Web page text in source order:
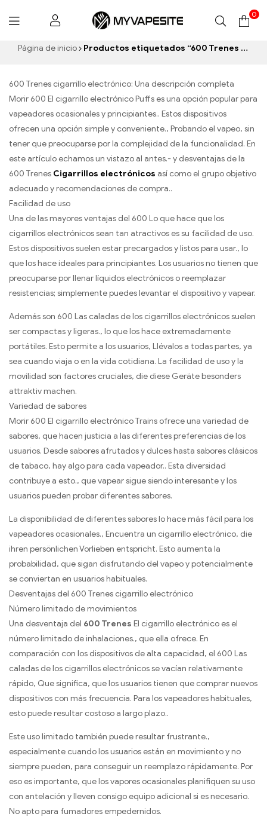
Myvapesite.de
0
Página de inicio Productos etiquetados “600 Trenes cigarrillo electrónico”
600 Trenes cigarrillo electrónico: Una descripción completa
Morir 600 El cigarrillo electrónico Puffs es una opción popular para
vapeadores ocasionales y principiantes.. Estos dispositivos
ofrecen una opción simple y conveniente., Probando el vapeo, sin
tener que preocuparse por la complejidad de la funcionalidad. En
este artículo echamos un vistazo al antes.- y desventajas de la
600 Trenes Cigarrillos electrónicos así como el grupo objetivo
adecuado y recomendaciones de compra..
Facilidad de uso
Una de las mayores ventajas del 600 Lo que hace que los
cigarrillos electrónicos sean tan atractivos es su facilidad de uso.
Estos dispositivos suelen estar precargados y listos para usar., lo
que los hace ideales para principiantes. Los usuarios no tienen que
preocuparse por llenar líquidos electrónicos o reemplazar
resistencias; simplemente puedes levantar el dispositivo y vapear.
Además son 600 Las caladas de los cigarrillos electrónicos suelen
ser compactas y ligeras., lo que los hace extremadamente
portátiles. Esto permite a los usuarios, Llévalos a todas partes, ya
sea cuando viaja o en la vida cotidiana. La facilidad de uso y la
movilidad son factores cruciales, die diese Geräte besonders
attraktiv machen.
Variedad de sabores
Morir 600 El cigarrillo electrónico Trains ofrece una variedad de
sabores, que hacen justicia a las diferentes preferencias de los
usuarios. Desde sabores afrutados y dulces hasta sabores clásicos
de tabaco, hay algo para cada vapeador.. Esta diversidad
contribuye a esto., que vapear sigue siendo interesante y los
usuarios pueden probar diferentes sabores.
La disponibilidad de diferentes sabores lo hace más fácil para los
vapeadores ocasionales., Encuentra un cigarrillo electrónico, die
ihren persönlichen Vorlieben entspricht. Esto aumenta la
probabilidad, que sigan disfrutando del vapeo y potencialmente
se conviertan en usuarios habituales.
Desventajas del 600 Trenes cigarrillo electrónico
Número limitado de movimientos
Una desventaja del 600 Trenes El cigarrillo electrónico es el
número limitado de inhalaciones., que ella ofrece. En
comparación con los dispositivos de alta capacidad, el 600 Las
caladas de los cigarrillos electrónicos se vacían relativamente
rápido, Que significa, que los usuarios tienen que comprar nuevos
dispositivos con más frecuencia. Para los vapeadores habituales,
esto puede resultar costoso a largo plazo..
Este uso limitado también puede resultar frustrante.,
especialmente cuando los usuarios están en movimiento y no
siempre pueden, para conseguir un reemplazo rápidamente. Por
eso es importante, que los vapores ocasionales planifiquen su uso
con antelación y lleven consigo equipo adicional si es necesario.
No apto para fumadores empedernidos.